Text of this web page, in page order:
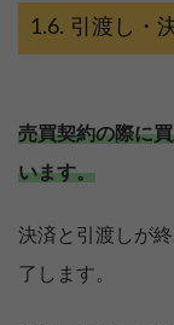
引渡し・
売買契約の際に
います。
決済と引渡しが
了します。